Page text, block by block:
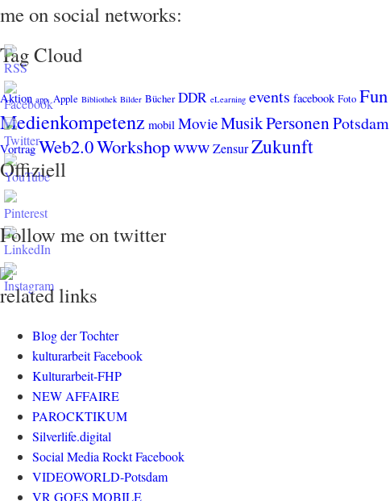
me on social networks:
Tag Cloud
Aktion app. Apple Bibliothek Bilder Bücher DDR eLearning events facebook Foto Fun
Medienkompetenz mobil MovieMusikPersonenPotsdam
Vortrag Web2.0WorkshopwwwZensurZukunft
Offiziell
Follow me on twitter
related links
Blog der Tochter
kulturarbeit Facebook
Kulturarbeit-FHP
NEW AFFAIRE
PAROCKTIKUM
Silverlife.digital
Social Media Rockt Facebook
VIDEOWORLD-Potsdam
VR GOES MOBILE